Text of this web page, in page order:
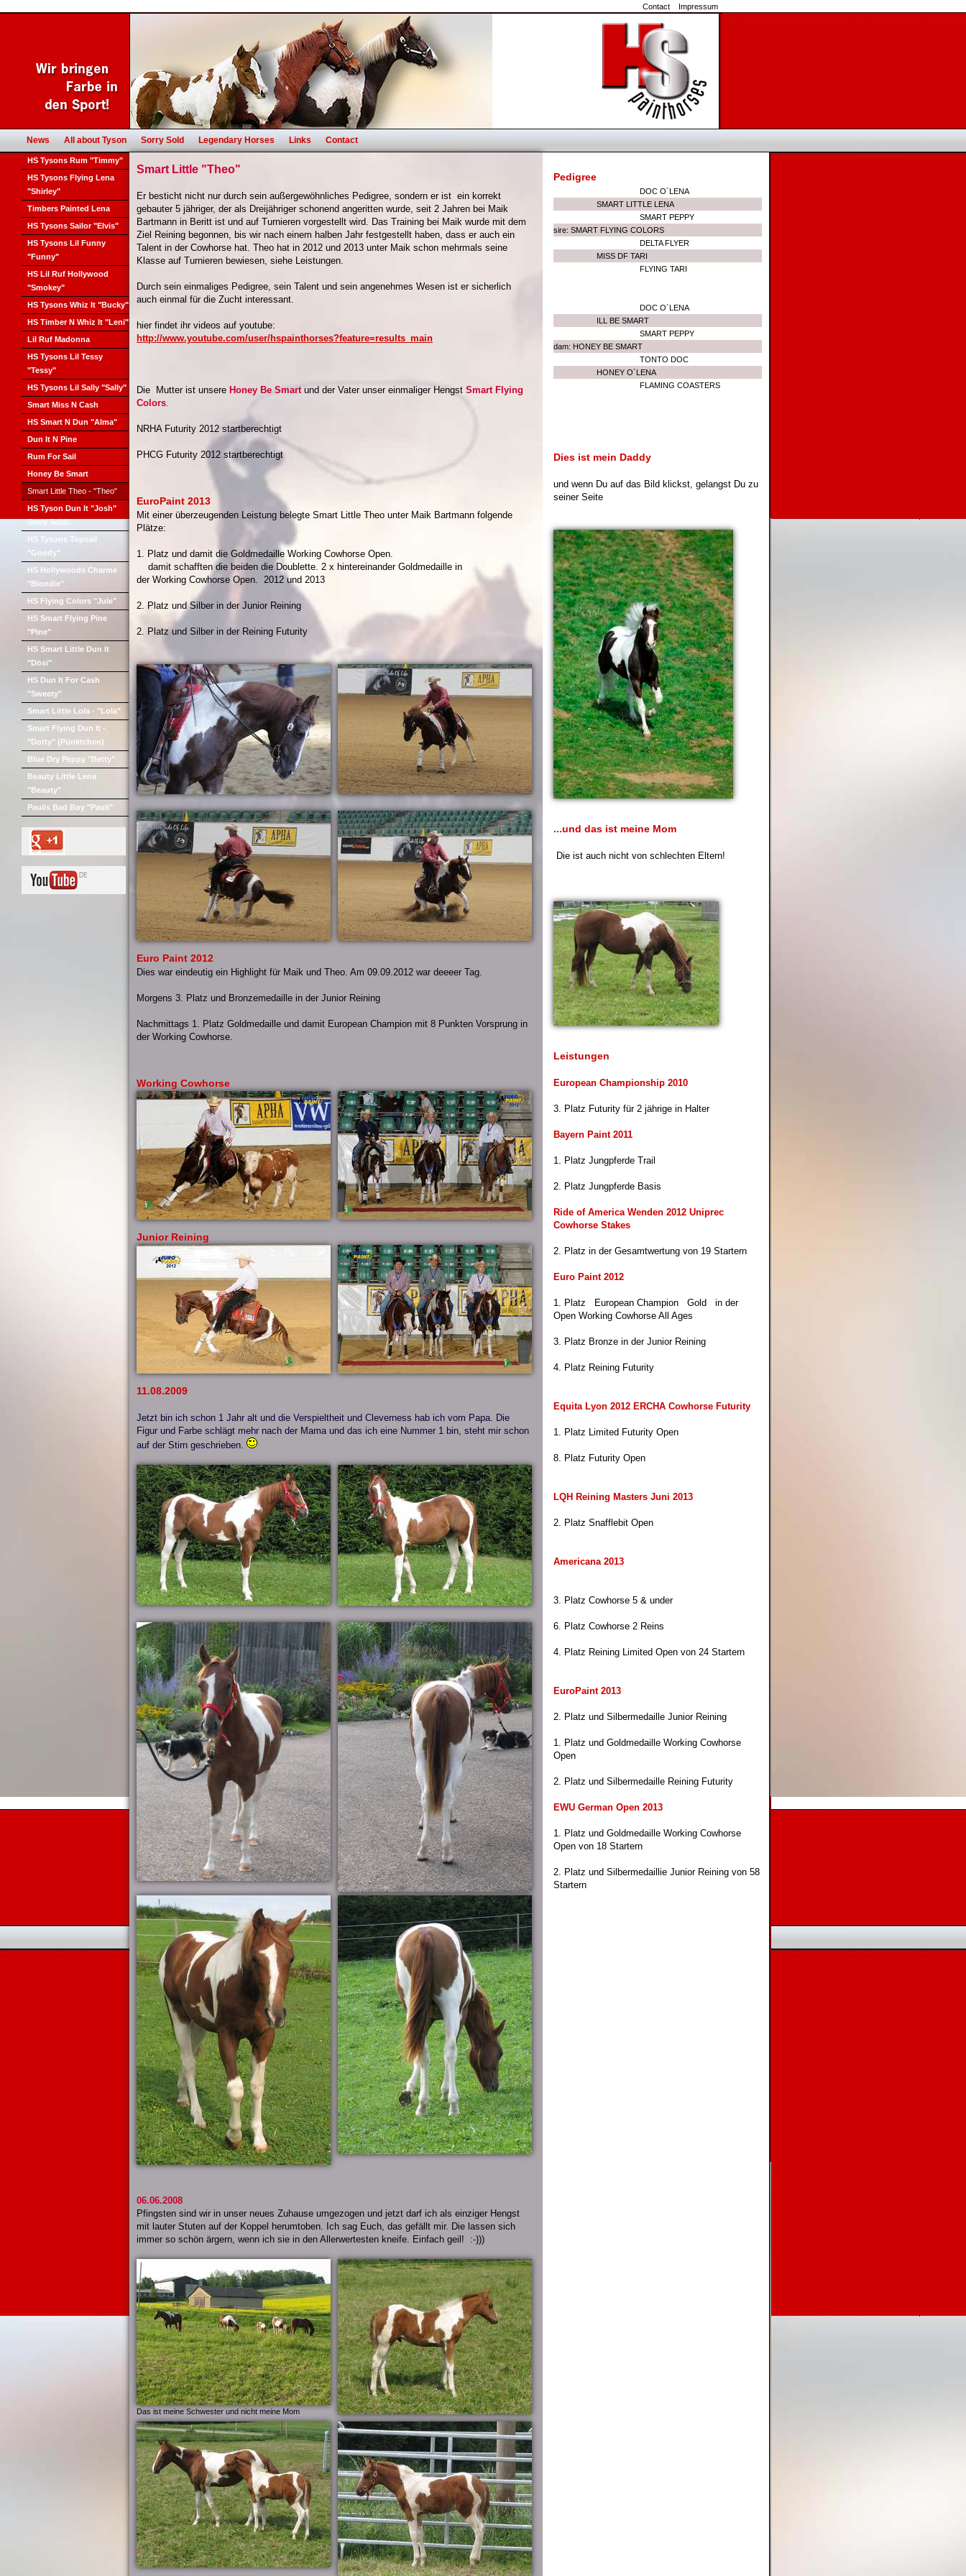
Contact Impressum
News All about Tyson Sorry Sold Legendary Horses Links Contact
HS Tysons Rum "Timmy"
HS Tysons Flying Lena
"Shirley"
Timbers Painted Lena
HS Tysons Sailor "Elvis"
HS Tysons Lil Funny
"Funny"
HS Lil Ruf Hollywood
"Smokey"
HS Tysons Whiz It "Bucky"
HS Timber N Whiz It "Leni"
Lil Ruf Madonna
HS Tysons Lil Tessy
"Tessy"
HS Tysons Lil Sally "Sally"
Smart Miss N Cash
HS Smart N Dun "Alma"
Dun It N Pine
Rum For Sail
Honey Be Smart
Smart Little Theo - "Theo"
HS Tyson Dun It "Josh"
Sorry Sold!
HS Tysons Topsail
"Goody"
HS Hollywoods Charme
"Blondie"
HS Flying Colors "Jule"
HS Smart Flying Pine
"Pine"
HS Smart Little Dun It
"Dösi"
HS Dun It For Cash
"Sweety"
Smart Little Lola - "Lola"
Smart Flying Dun It -
"Dotty" (Pünktchen)
Blue Dry Peppy "Betty"
Beauty Little Lena
"Beauty"
Paulis Bad Boy "Pauli"
Smart Little "Theo"
Er besticht nicht nur durch sein außergewöhnliches Pedigree, sondern er ist ein korrekt
gebauter 5 jähriger, der als Dreijähriger schonend angeritten wurde, seit 2 Jahren bei Maik
Bartmann in Beritt ist und auf Turnieren vorgestellt wird. Das Training bei Maik wurde mit dem
Ziel Reining begonnen, bis wir nach einem halben Jahr festgestellt haben, dass er auch ein
Talent in der Cowhorse hat. Theo hat in 2012 und 2013 unter Maik schon mehrmals seine
Klasse auf Turnieren bewiesen, siehe Leistungen.
Durch sein einmaliges Pedigree, sein Talent und sein angenehmes Wesen ist er sicherlich
auch einmal für die Zucht interessant.
hier findet ihr videos auf youtube:
http://www.youtube.com/user/hspainthorses?feature=results_main
Die Mutter ist unsere Honey Be Smart und der Vater unser einmaliger Hengst Smart Flying
Colors.
NRHA Futurity 2012 startberechtigt
PHCG Futurity 2012 startberechtigt
EuroPaint 2013
Mit einer überzeugenden Leistung belegte Smart Little Theo unter Maik Bartmann folgende
Plätze:
1. Platz und damit die Goldmedaille Working Cowhorse Open.
damit schafften die beiden die Doublette. 2 x hintereinander Goldmedaille in
der Working Cowhorse Open. 2012 und 2013
2. Platz und Silber in der Junior Reining
2. Platz und Silber in der Reining Futurity
Euro Paint 2012
Dies war eindeutig ein Highlight für Maik und Theo. Am 09.09.2012 war deeeer Tag.
Morgens 3. Platz und Bronzemedaille in der Junior Reining
Nachmittags 1. Platz Goldmedaille und damit European Champion mit 8 Punkten Vorsprung in
der Working Cowhorse.
Working Cowhorse
Junior Reining
11.08.2009
Jetzt bin ich schon 1 Jahr alt und die Verspieltheit und Cleverness hab ich vom Papa. Die
Figur und Farbe schlägt mehr nach der Mama und das ich eine Nummer 1 bin, steht mir schon
auf der Stirn geschrieben.
06.06.2008
Pfingsten sind wir in unser neues Zuhause umgezogen und jetzt darf ich als einziger Hengst
mit lauter Stuten auf der Koppel herumtoben. Ich sag Euch, das gefällt mir. Die lassen sich
immer so schön ärgern, wenn ich sie in den Allerwertesten kneife. Einfach geil! :-)))
Das ist meine Schwester und nicht meine Mom
Pedigree
DOC O´LENA
SMART LITTLE LENA
SMART PEPPY
sire: SMART FLYING COLORS
DELTA FLYER
MISS DF TARI
FLYING TARI
DOC O´LENA
ILL BE SMART
SMART PEPPY
dam: HONEY BE SMART
TONTO DOC
HONEY O´LENA
FLAMING COASTERS
Dies ist mein Daddy
und wenn Du auf das Bild klickst, gelangst Du zu
seiner Seite
...und das ist meine Mom
Die ist auch nicht von schlechten Eltern!
Leistungen
European Championship 2010
3. Platz Futurity für 2 jährige in Halter
Bayern Paint 2011
1. Platz Jungpferde Trail
2. Platz Jungpferde Basis
Ride of America Wenden 2012 Uniprec
Cowhorse Stakes
2. Platz in der Gesamtwertung von 19 Startern
Euro Paint 2012
1. Platz European Champion Gold in der
Open Working Cowhorse All Ages
3. Platz Bronze in der Junior Reining
4. Platz Reining Futurity
Equita Lyon 2012 ERCHA Cowhorse Futurity
1. Platz Limited Futurity Open
8. Platz Futurity Open
LQH Reining Masters Juni 2013
2. Platz Snafflebit Open
Americana 2013
3. Platz Cowhorse 5 & under
6. Platz Cowhorse 2 Reins
4. Platz Reining Limited Open von 24 Startern
EuroPaint 2013
2. Platz und Silbermedaille Junior Reining
1. Platz und Goldmedaille Working Cowhorse
Open
2. Platz und Silbermedaille Reining Futurity
EWU German Open 2013
1. Platz und Goldmedaille Working Cowhorse
Open von 18 Startern
2. Platz und Silbermedaillie Junior Reining von 58
Startern